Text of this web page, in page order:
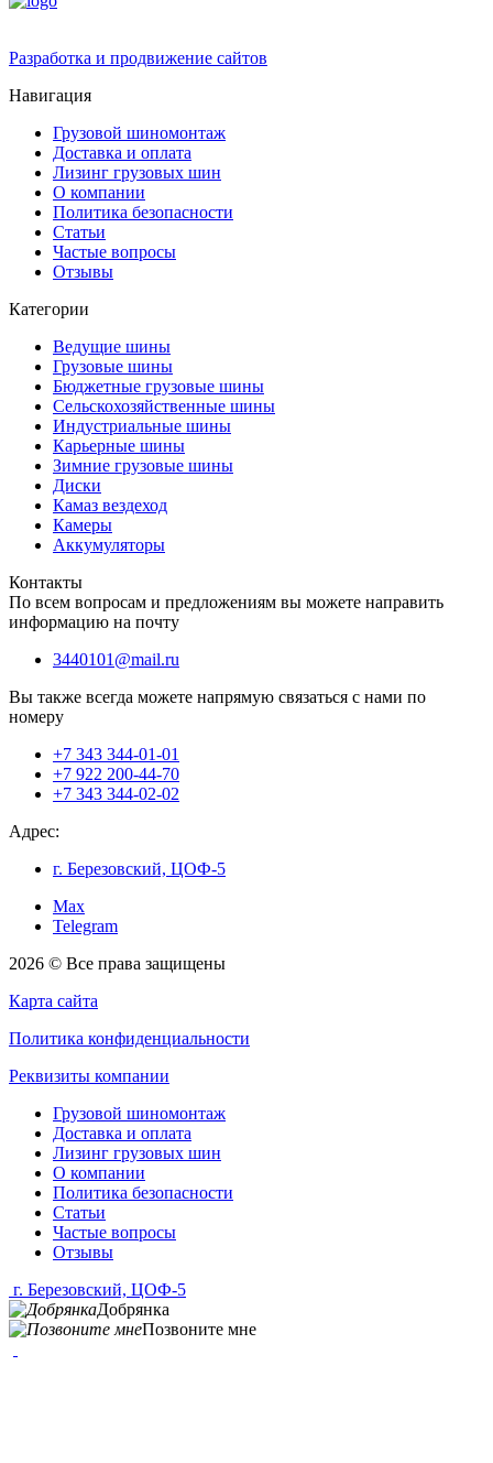
Разработка и продвижение сайтов
Навигация
Грузовой шиномонтаж
Доставка и оплата
Лизинг грузовых шин
О компании
Политика безопасности
Статьи
Частые вопросы
Отзывы
Категории
Ведущие шины
Грузовые шины
Бюджетные грузовые шины
Сельскохозяйственные шины
Индустриальные шины
Карьерные шины
Зимние грузовые шины
Диски
Камаз вездеход
Камеры
Аккумуляторы
Контакты
По всем вопросам и предложениям вы можете направить
информацию на почту
3440101@mail.ru
Вы также всегда можете напрямую связаться с нами по
номеру
+7 343 344-01-01
+7 922 200-44-70
+7 343 344-02-02
Адрес:
г. Березовский, ЦОФ-5
Max
Telegram
2026 © Все права защищены
Карта сайта
Политика конфиденциальности
Реквизиты компании
Грузовой шиномонтаж
Доставка и оплата
Лизинг грузовых шин
О компании
Политика безопасности
Статьи
Частые вопросы
Отзывы
г. Березовский, ЦОФ-5
Добрянка
Позвоните мне